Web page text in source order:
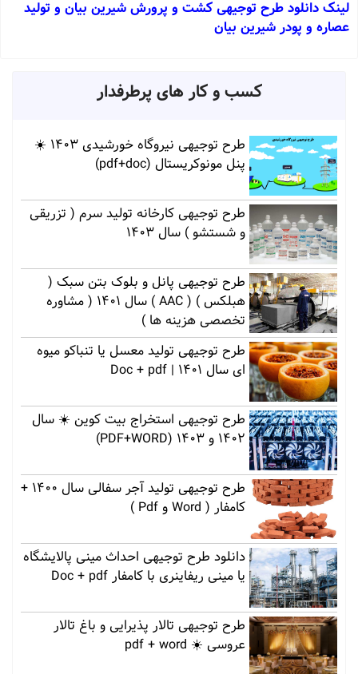
لینک دانلود طرح توجیهی کشت و پرورش شیرین بیان و تولید
عصاره و پودر شیرین بیان
کسب و کار های پرطرفدار
طرح توجیهی نیروگاه خورشیدی 1403 ☀️
پنل مونوکریستال (pdf+doc)
طرح توجیهی کارخانه تولید سرم ( تزریقی
و شستشو ) سال 1403
طرح توجیهی پانل و بلوک بتن سبک (
هبلکس ) ( AAC ) سال 1401 ( مشاوره
تخصصی هزینه ها )
طرح توجیهی تولید معسل یا تنباکو میوه
ای سال 1401 | Doc + pdf
طرح توجیهی استخراج بیت کوین ☀️ سال
1402 و 1403 (PDF+WORD)
طرح توجیهی تولید آجر سفالی سال 1400 +
کامفار ( Word و Pdf )
دانلود طرح توجیهی احداث مینی پالایشگاه
یا مینی ریفاینری با کامفار Doc + pdf
طرح توجیهی تالار پذیرایی و باغ تالار
عروسی ☀️ pdf + word